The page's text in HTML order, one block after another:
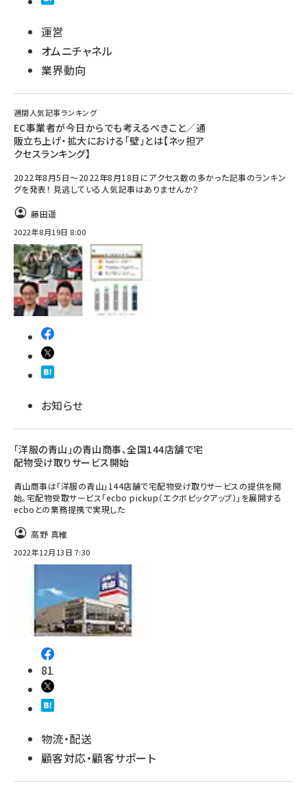
運営
オムニチャネル
業界動向
週間人気記事ランキング
EC事業者が今日からでも考えるべきこと／通
販立ち上げ・拡大における「壁」とは【ネッ担ア
クセスランキング】
2022年8月5日～2022年8月18日にアクセス数の多かった記事のランキン
グを発表！ 見逃している人気記事はありませんか？
藤田遥
2022年8月19日 8:00
お知らせ
「洋服の青山」の青山商事、全国144店舗で宅
配物受け取りサービス開始
青山商事は「洋服の青山」144店舗で宅配物受け取りサービスの提供を開
始。宅配物受取サービス「ecbo pickup（エクボピックアップ）」を展開する
ecboとの業務提携で実現した
高野 真維
2022年12月13日 7:30
81
物流・配送
顧客対応・顧客サポート